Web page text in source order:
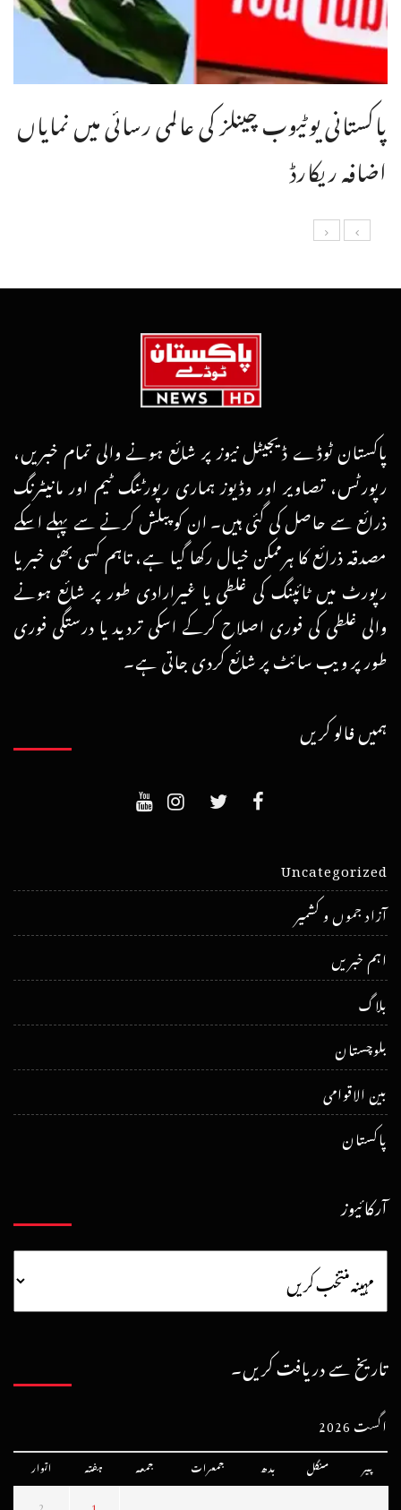
پاکستانی یوٹیوب چینلز کی عالمی رسائی میں نمایاں
اضافہ ریکارڈ
پاکستان ٹوڈے ڈیجیٹل نیوز پر شائع ہونے والی تمام خبریں،
رپورٹس، تصاویر اور وڈیوز ہماری رپورٹنگ ٹیم اور مانیٹرنگ
ذرائع سے حاصل کی گئی ہیں۔ ان کو پبلش کرنے سے پہلے اسکے
مصدقہ ذرائع کا ہرممکن خیال رکھا گیا ہے، تاہم کسی بھی خبر یا
رپورٹ میں ٹائپنگ کی غلطی یا غیرارادی طور پر شائع ہونے
والی غلطی کی فوری اصلاح کرکے اسکی تردید یا درستگی فوری
طور پر ویب سائٹ پر شائع کردی جاتی ہے۔
ہمیں فالو کریں
Uncategorized
آزاد جموں و کشمیر
اہم خبریں
بلاگ
بلوچستان
بین الاقوامی
پاکستان
آرکائیوز
تاریخ سے دریافت کریں۔
اگست 2026
پیر منگل بدھ جمعرات جمعہ ہفتہ اتوار